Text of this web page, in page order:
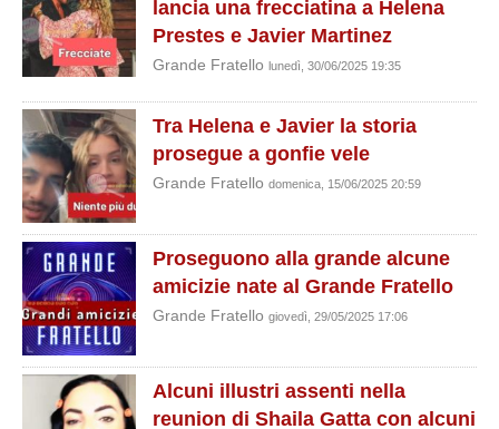
lancia una frecciatina a Helena
Prestes e Javier Martinez
Grande Fratello lunedì, 30/06/2025 19:35
Tra Helena e Javier la storia
prosegue a gonfie vele
Grande Fratello domenica, 15/06/2025 20:59
Proseguono alla grande alcune
amicizie nate al Grande Fratello
Grande Fratello giovedì, 29/05/2025 17:06
Alcuni illustri assenti nella
reunion di Shaila Gatta con alcuni